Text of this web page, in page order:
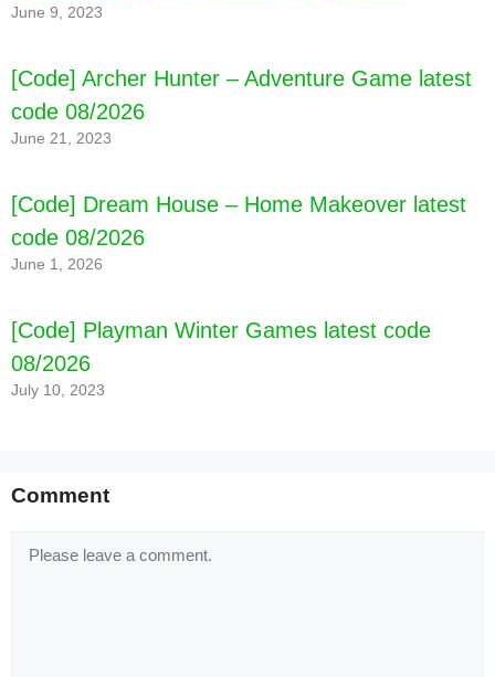
2. Enter Vàng SJC 9999, not TOP will also receive
Vàng
3. The employer will not let, “Đấu giá” Đạc en, hội
June 9, 2023
[Code] Archer Hunter – Adventure Game latest
code 08/2026
June 21, 2023
[Code] Dream House – Home Makeover latest
code 08/2026
June 1, 2026
[Code] Playman Winter Games latest code
08/2026
July 10, 2023
Comment
Comment